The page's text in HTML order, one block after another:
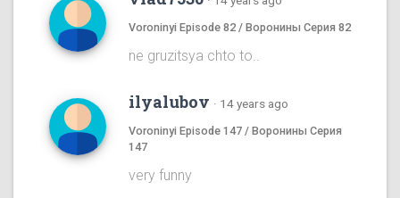
Voroninyi Episode 82 / Воронины Серия 82
ne gruzitsya chto to..
ilyalubov · 14 years ago
Voroninyi Episode 147 / Воронины Серия
147
very funny